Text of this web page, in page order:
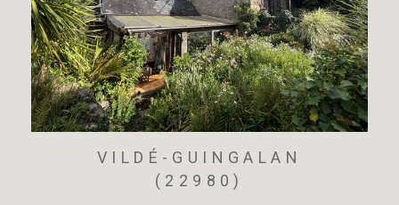
VILDÉ-GUINGALAN
(22980)